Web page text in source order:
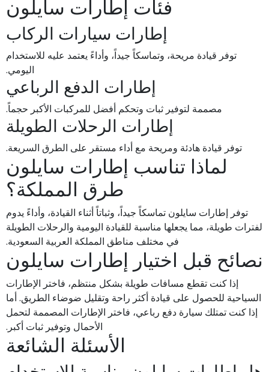
فئات إطارات سايلون
إطارات سيارات الركاب
توفر قيادة مريحة، وتماسكاً جيداً، وأداءً يعتمد عليه للاستخدام
اليومي.
إطارات الدفع الرباعي
مصممة لتوفير ثبات وتحكم أفضل للمركبات الأكبر حجماً.
إطارات الرحلات الطويلة
توفر قيادة هادئة ومريحة مع أداء مستقر على الطرق السريعة.
لماذا تناسب إطارات سايلون
طرق المملكة؟
توفر إطارات سايلون تماسكاً جيداً، وثباتاً أثناء القيادة، وأداءً يدوم
لفترات طويلة، مما يجعلها مناسبة للقيادة اليومية والرحلات الطويلة
في مختلف مناطق المملكة العربية السعودية.
نصائح قبل اختيار إطارات سايلون
إذا كنت تقطع مسافات طويلة بشكل منتظم، فاختر الإطارات
السياحية للحصول على قيادة أكثر راحة وتقليل ضوضاء الطريق. أما
إذا كنت تمتلك سيارة دفع رباعي، فاختر الإطارات المصممة لتحمل
الأحمال وتوفير ثبات أكبر.
الأسئلة الشائعة